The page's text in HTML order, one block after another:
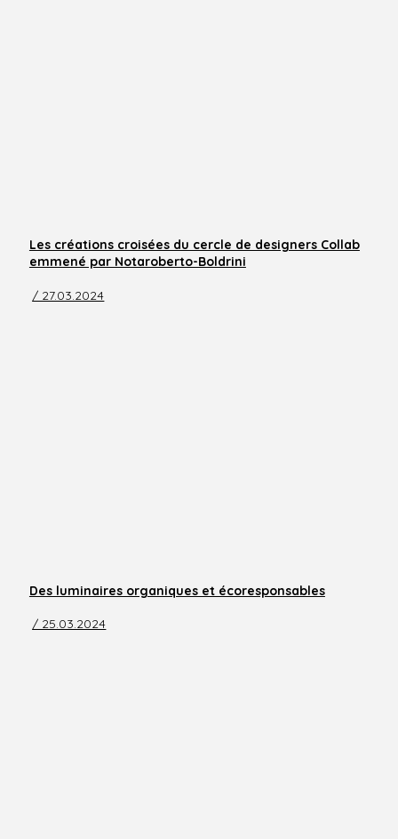
Les créations croisées du cercle de designers Collab
emmené par Notaroberto-Boldrini
/ 27.03.2024
Des luminaires organiques et écoresponsables
/ 25.03.2024